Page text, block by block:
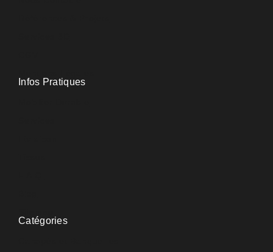
Infos Pratiques
Catégories